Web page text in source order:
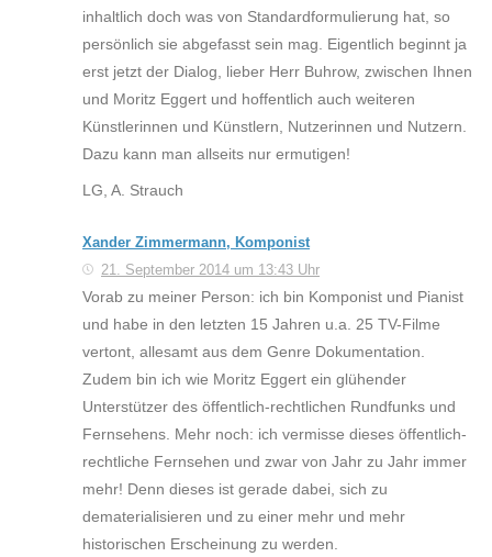
inhaltlich doch was von Standardformulierung hat, so
persönlich sie abgefasst sein mag. Eigentlich beginnt ja
erst jetzt der Dialog, lieber Herr Buhrow, zwischen Ihnen
und Moritz Eggert und hoffentlich auch weiteren
Künstlerinnen und Künstlern, Nutzerinnen und Nutzern.
Dazu kann man allseits nur ermutigen!
LG, A. Strauch
Xander Zimmermann, Komponist
21. September 2014 um 13:43 Uhr
Vorab zu meiner Person: ich bin Komponist und Pianist
und habe in den letzten 15 Jahren u.a. 25 TV-Filme
vertont, allesamt aus dem Genre Dokumentation.
Zudem bin ich wie Moritz Eggert ein glühender
Unterstützer des öffentlich-rechtlichen Rundfunks und
Fernsehens. Mehr noch: ich vermisse dieses öffentlich-
rechtliche Fernsehen und zwar von Jahr zu Jahr immer
mehr! Denn dieses ist gerade dabei, sich zu
dematerialisieren und zu einer mehr und mehr
historischen Erscheinung zu werden.